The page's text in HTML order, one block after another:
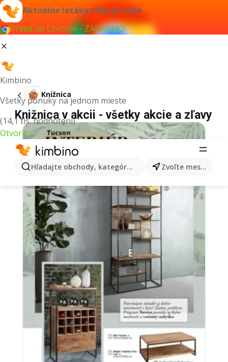
Aktuálne letáky vždy po ruke
Pridať do Chrome - ZADARMO
Kimbino
Všetky ponuky na jednom mieste
(14,1 tis. hodnotení)
Otvoriť
Hľadajte obchody, kategórie, produkty... Zvoľte mesto
Knižnica
Knižnica v akcii - všetky akcie a zľavy